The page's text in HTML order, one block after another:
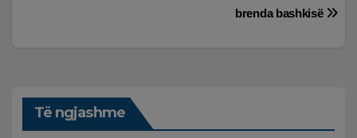
brenda bashkisë
Të ngjashme